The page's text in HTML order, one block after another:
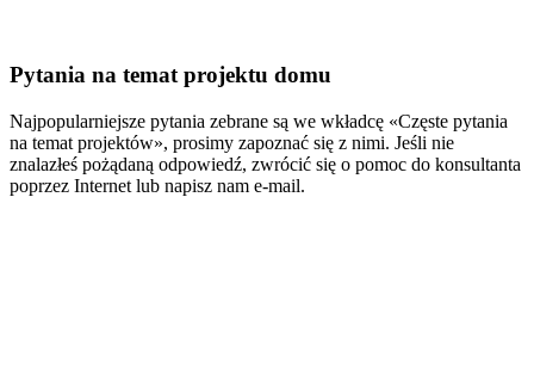
Pytania na temat projektu domu
Najpopularniejsze pytania zebrane są we wkładcę «Częste pytania
na temat projektów», prosimy zapoznać się z nimi. Jeśli nie
znalazłeś pożądaną odpowiedź, zwrócić się o pomoc do konsultanta
poprzez Internet lub napisz nam e-mail.